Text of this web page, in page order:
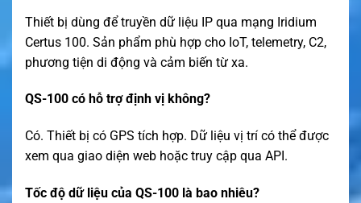
Thiết bị dùng để truyền dữ liệu IP qua mạng Iridium
Certus 100. Sản phẩm phù hợp cho IoT, telemetry, C2,
phương tiện di động và cảm biến từ xa.
QS-100 có hỗ trợ định vị không?
Có. Thiết bị có GPS tích hợp. Dữ liệu vị trí có thể được
xem qua giao diện web hoặc truy cập qua API.
Tốc độ dữ liệu của QS-100 là bao nhiêu?